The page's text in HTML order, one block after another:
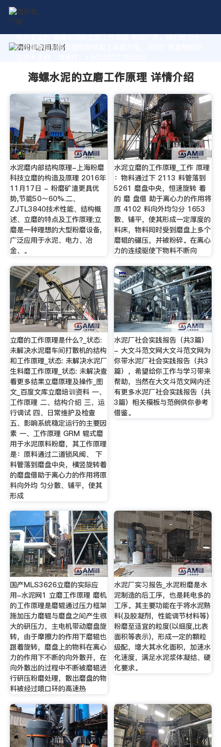
作为专业的 海螺水泥的立磨工作原理 制造厂家，我们致力于
为您量身定制高价值的粉体加工系统方案。获取厂家直销报价
海螺水泥的立磨工作原理 详情介绍
水泥磨内部结构原理-上海粉磨
科技立磨的构造及原理 2016年
11月17日 - 粉磨矿渣更具优
势,节能50～60%.二、
ZJTL3840技术性能、结构概
述、立磨的特点及工作原理;立
磨是一种理想的大型粉磨设备,
广泛应用于水泥、电力、冶
金、。
水泥立磨的工作原理_工作 原理
：物料通过下 2113 料管落到
5261 磨盘中央，恒速旋转 着
的 磨 盘借 助于离心力的作用将
原 4102 料向外均匀分 1653
散、铺平，使其形成一定厚度的
料床，物料同时受到磨盘上多个
磨辊的碾压，并被粉碎。在离心
力的连续驱使下物料不断向
立磨的工作原理是什么?_状态:
未解决水泥磨车间打散机的结构
和工作原理_状态: 未解决水泥厂
生料磨工作原理_状态: 未解决查
看更多结果立磨原理及操作_图
文_百度文库立磨培训资料 一、
工作原理 二、结构介绍 三、运
行调试 四、日常维护及检查
五、影响系统稳定运行的主要因
素 一、工作原理 GRM 辊式磨
用于水泥原料粉磨，其工作原理
是：原料通过二道锁风阀、 下
料管落到磨盘中央，横竖旋转着
的磨盘借助于离心力的作用将原
料向外均 匀分散、铺平，使其
形成
水泥厂社会实践报告（共3篇）
- 大文斗范文网大文斗范文网为
你带水泥厂社会实践报告（共3
篇），希望给你工作与学习带来
帮助，当然在大文斗范文网内还
有更多水泥厂社会实践报告（共
3篇）相关模板与范例供你参考
借鉴。
国产MLS3626立磨的实际应
用-水泥网1 立磨工作原理 磨机
的工作原理是磨辊通过压力框架
施加压力磨辊与磨盘之间产生很
大的研压力，主电机带动磨盘旋
转，由于摩擦力的作用下磨辊也
跟着旋转，磨盘上的物料在离心
力的作用下不断的向外散开，在
向外散出的过程中不断被磨辊进
行研压粉磨处理，散出磨盘的物
料被经过喷口环的高速热
水泥厂实习报告_水泥粉磨是水
泥制造的后工序，也是耗电多的
工序。其主要功能在于将水泥熟
料(及胶凝剂，性能调节材料等)
粉磨至适宜的粒度(以细度,比表
面积等表示)，形成一定的颗粒
级配，增大其水化面积，加速水
化速度，满足水泥浆体凝结、硬
化要求。